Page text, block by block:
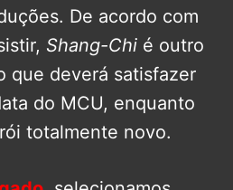
De acordo com
Shang-Chi é outro
que deverá satisfazer
do MCU, enquanto
totalmente novo.